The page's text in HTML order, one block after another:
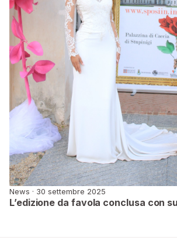
News · 30 settembre 2025
L’edizione da favola conclusa con